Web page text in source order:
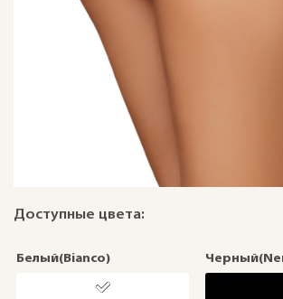
Доступные цвета:
Белый(Bianco)